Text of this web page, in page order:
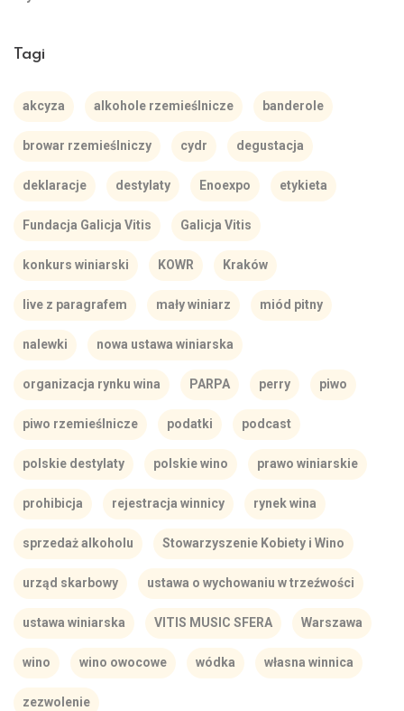
Tagi
akcyza alkohole rzemieślnicze banderole
browar rzemieślniczy cydr degustacja
deklaracje destylaty Enoexpo etykieta
Fundacja Galicja Vitis Galicja Vitis
konkurs winiarski KOWR Kraków
live z paragrafem mały winiarz miód pitny
nalewki nowa ustawa winiarska
organizacja rynku wina PARPA perry piwo
piwo rzemieślnicze podatki podcast
polskie destylaty polskie wino prawo winiarskie
prohibicja rejestracja winnicy rynek wina
sprzedaż alkoholu Stowarzyszenie Kobiety i Wino
urząd skarbowy ustawa o wychowaniu w trzeźwości
ustawa winiarska VITIS MUSIC SFERA Warszawa
wino wino owocowe wódka własna winnica
zezwolenie